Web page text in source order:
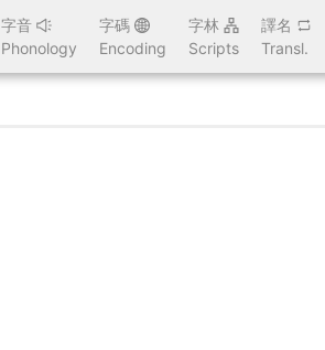
字音
Phonology
字碼
Encoding
字林
Scripts
譯名
Transl.